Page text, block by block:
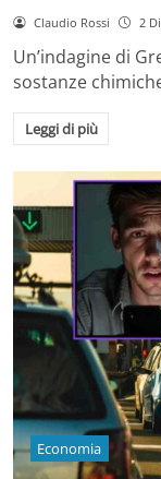
Claudio Rossi 2
Un’indagine di
sostanze
Leggi di più
Economia